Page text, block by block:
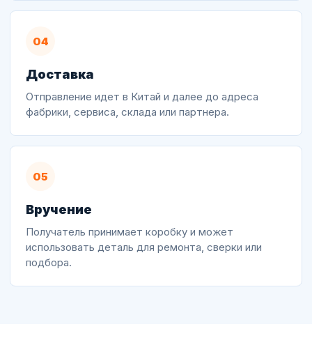
04
Доставка
Отправление идет в Китай и далее до адреса
фабрики, сервиса, склада или партнера.
05
Вручение
Получатель принимает коробку и может
использовать деталь для ремонта, сверки или
подбора.